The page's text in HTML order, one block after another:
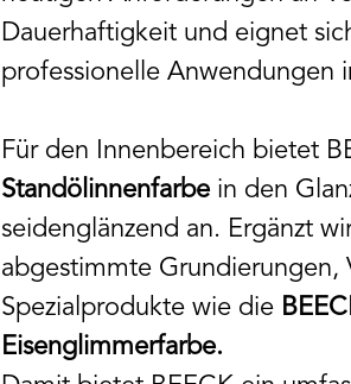
Dauerhaftigkeit und eignet
professionelle Anwendungen
Für den Innenbereich bietet
Standölinnenfarbein den
seidenglänzend an. Ergänzt
abgestimmte Grundierungen,
Spezialprodukte wie die
Eisenglimmerfarbe.